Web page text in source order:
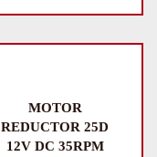
MOTOR
REDUCTOR 25D
12V DC 35RPM